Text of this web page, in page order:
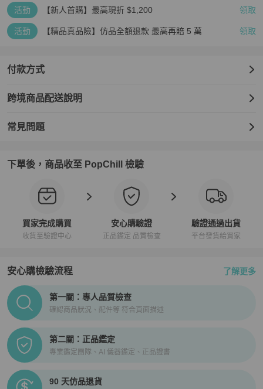
【PopChill 台灣購物保障】
★免國際運費，免高額關稅．90天仿品疑慮全額退款
★下單時於 PopChill 付費台幣499元加購安心購（正品鑑定）與（品
商品圖文相符以及二次鑑定和確認缺件，如存在重大落差，平台將提
供拍照服務，買家有權利取消訂單，無須支付任何費用。
【PopChill 香港購物保障】
★ 香港地區：下單時於 PopChill 付費港幣399元加購安心購（正貨鑑
照服務，買家有權利取消訂單，無須支付任何費用。
【PopChill 全球購物保障】
★若商品不通過PopChill 的品質檢查和鑑定，您的訂單將被取消，系
★ 鑑定將使用美國第三方權威專業鑑定機構之服務，大多數加贈正貨
證書，部分含鑑定分析。
【寄送時程相關】
★ 空運直送 │ 縮短您的等待時間
★ 依寄達國家區域、驗關、航班或氣候等不可控制因素而異。
★ 商品由境外寄至 PopChill 驗證中心鑑定（鑑證）通過後才配送，
因此比一般包裹需要多 2～3天的鑑定（鑑證）與檢查作業時間。
【商品瑕疵說明】
★ 日本中古奢侈品市場對於商品進行分級，讓消費者即使透過網購，
也能從英文字母等級（SA．A 級．B 級．BC 級）判斷商品的保存狀
況。
活動 【新人首購】最高現折 $1,200 領取
活動 【精品真品險】仿品全額退款 最高再賠 5 萬 領取
付款方式
跨境商品配送說明
常見問題
下單後，商品收至 PopChill 檢驗
買家完成購買
收貨至驗證中心
安心購驗證
正品鑑定 品質檢查
驗證通過出貨
平台發貨給買家
安心購檢驗流程 了解更多
PopChill拍拍圈正品驗證、安心購檢驗流程介紹
第一關：專人品質檢查
確認商品狀況、配件等 符合頁面描述
第二關：正品鑑定
專業鑑定團隊、AI 儀器鑑定、正品證書
90 天仿品退貨